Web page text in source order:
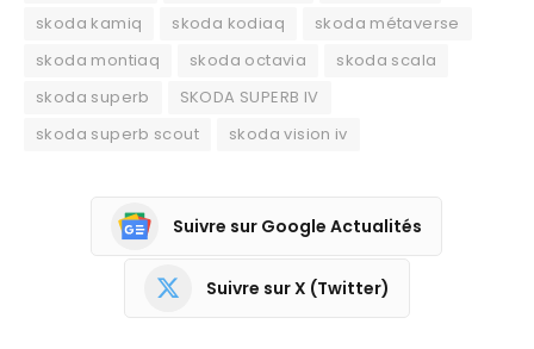
skoda kamiq
skoda kodiaq
skoda métaverse
skoda montiaq
skoda octavia
skoda scala
skoda superb
SKODA SUPERB IV
skoda superb scout
skoda vision iv
Suivre sur Google Actualités
Suivre sur X (Twitter)